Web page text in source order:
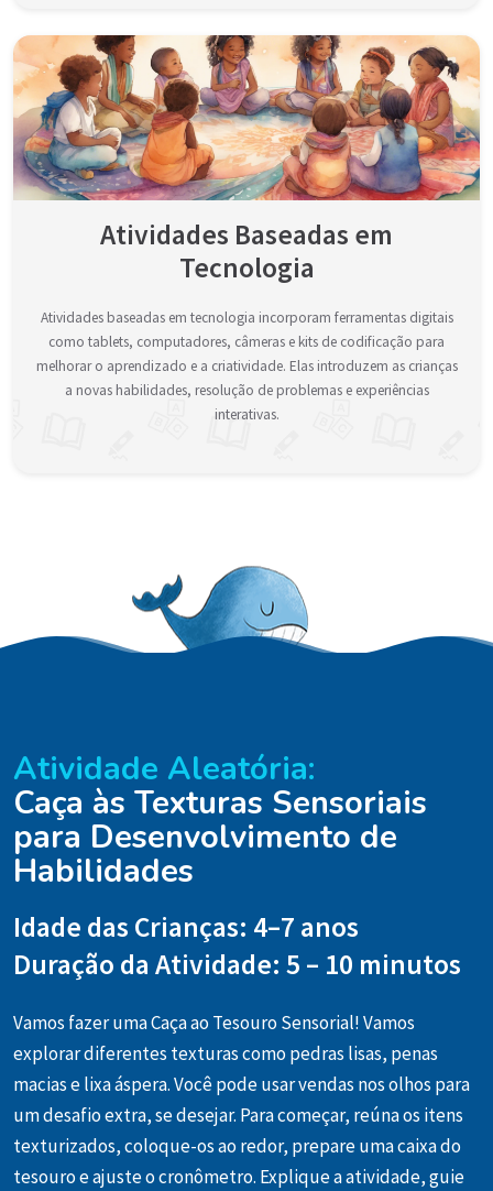
Atividades Baseadas em
Tecnologia
Atividades baseadas em tecnologia incorporam ferramentas digitais
como tablets, computadores, câmeras e kits de codificação para
melhorar o aprendizado e a criatividade. Elas introduzem as crianças
a novas habilidades, resolução de problemas e experiências
interativas.
Atividade Aleatória:
Caça às Texturas Sensoriais
para Desenvolvimento de
Habilidades
Idade das Crianças: 4–7 anos
Duração da Atividade: 5 – 10 minutos
Vamos fazer uma Caça ao Tesouro Sensorial! Vamos
explorar diferentes texturas como pedras lisas, penas
macias e lixa áspera. Você pode usar vendas nos olhos para
um desafio extra, se desejar. Para começar, reúna os itens
texturizados, coloque-os ao redor, prepare uma caixa do
tesouro e ajuste o cronômetro. Explique a atividade, guie